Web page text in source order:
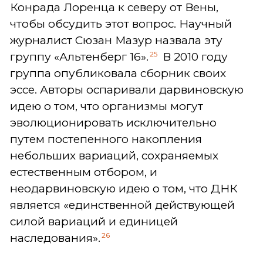
Конрада Лоренца к северу от Вены,
чтобы обсудить этот вопрос. Научный
журналист Сюзан Мазур назвала эту
группу «Альтенберг 16». 25
В 2010 году
группа опубликовала сборник своих
эссе. Авторы оспаривали дарвиновскую
идею о том, что организмы могут
эволюционировать исключительно
путем постепенного накопления
небольших вариаций, сохраняемых
естественным отбором, и
неодарвиновскую идею о том, что ДНК
является «единственной действующей
силой вариаций и единицей
наследования». 26